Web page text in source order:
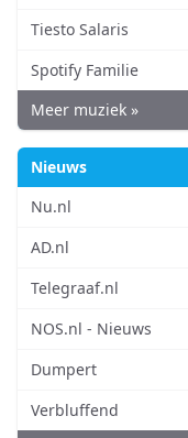
Tiesto Salaris
Spotify Familie
Meer muziek »
Nieuws
Nu.nl
AD.nl
Telegraaf.nl
NOS.nl - Nieuws
Dumpert
Verbluffend